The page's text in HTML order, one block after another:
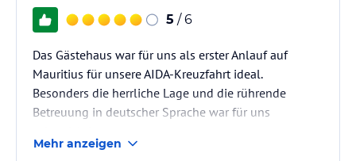
5 / 6
Das Gästehaus war für uns als erster Anlauf auf
Mauritius für unsere AIDA-Kreuzfahrt ideal.
Besonders die herrliche Lage und die rührende
Betreuung in deutscher Sprache war für uns
Mehr anzeigen